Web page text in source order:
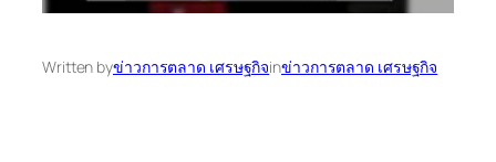
Written byข่าวการตลาด เศรษฐกิจinข่าวการตลาด เศรษฐกิจ